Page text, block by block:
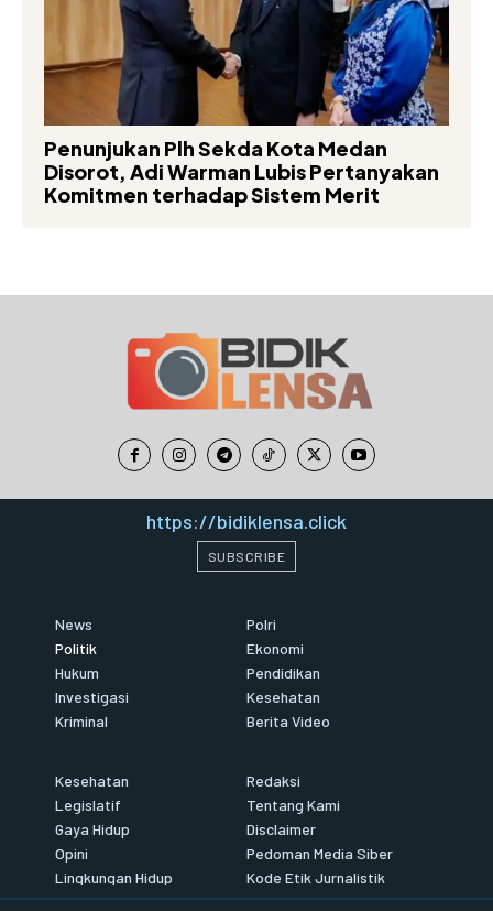
Penunjukan Plh Sekda Kota Medan
Disorot, Adi Warman Lubis Pertanyakan
Komitmen terhadap Sistem Merit
https://bidiklensa.click
SUBSCRIBE
News
Politik
Hukum
Investigasi
Kriminal
Polri
Ekonomi
Pendidikan
Kesehatan
Berita Video
Kesehatan
Legislatif
Gaya Hidup
Opini
Lingkungan Hidup
Redaksi
Tentang Kami
Disclaimer
Pedoman Media Siber
Kode Etik Jurnalistik